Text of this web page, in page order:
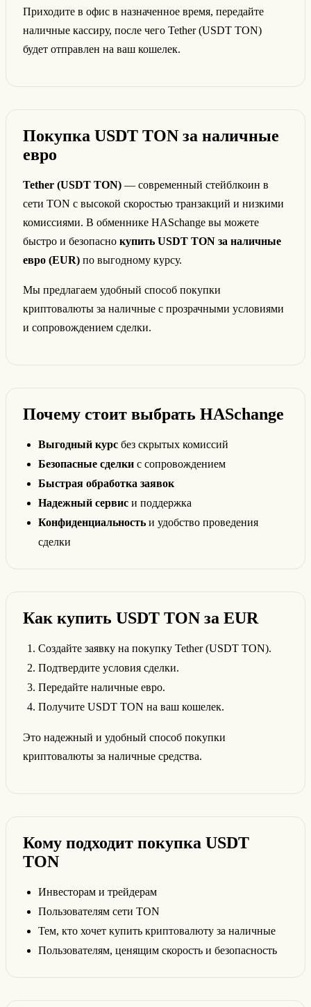
Приходите в офис в назначенное время, передайте
наличные кассиру, после чего Tether (USDT TON)
будет отправлен на ваш кошелек.
Покупка USDT TON за наличные
евро
Tether (USDT TON) — современный стейблкоин в
сети TON с высокой скоростью транзакций и низкими
комиссиями. В обменнике HASchange вы можете
быстро и безопасно купить USDT TON за наличные
евро (EUR) по выгодному курсу.
Мы предлагаем удобный способ покупки
криптовалюты за наличные с прозрачными условиями
и сопровождением сделки.
Почему стоит выбрать HASchange
Выгодный курс без скрытых комиссий
Безопасные сделки с сопровождением
Быстрая обработка заявок
Надежный сервис и поддержка
Конфиденциальность и удобство проведения
сделки
Как купить USDT TON за EUR
Создайте заявку на покупку Tether (USDT TON).
Подтвердите условия сделки.
Передайте наличные евро.
Получите USDT TON на ваш кошелек.
Это надежный и удобный способ покупки
криптовалюты за наличные средства.
Кому подходит покупка USDT
TON
Инвесторам и трейдерам
Пользователям сети TON
Тем, кто хочет купить криптовалюту за наличные
Пользователям, ценящим скорость и безопасность